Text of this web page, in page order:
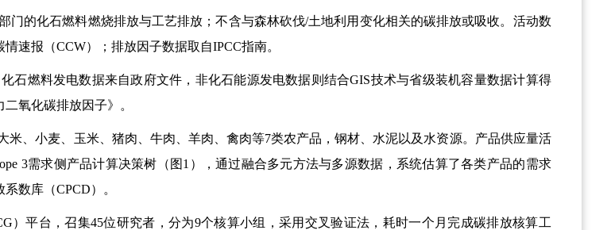
门的化石燃料燃烧排放与工艺排放；不含与森林砍伐/土地利用变化相关的碳排放或吸收。活动数
情速报（CCW）；排放因子数据取自IPCC指南。
石燃料发电数据来自政府文件，非化石能源发电数据则结合GIS技术与省级装机容量数据计算得
二氧化碳排放因子》。
、小麦、玉米、猪肉、牛肉、羊肉、禽肉等7类农产品，钢材、水泥以及水资源。产品供应量活
3需求侧产品计算决策树（图1 ），通过融合多元方法与多源数据，系统估算了各类产品的需求
系数库（CPCD）。
）平台，召集45位研究者，分为9个核算小组，采用交叉验证法，耗时一个月完成碳排放核算工